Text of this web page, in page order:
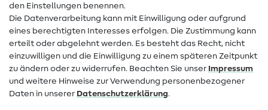
Widerrufsrecht
Beliebt
Stoffe
den Einstellungen benennen.
Die Datenverarbeitung kann mit Einwilligung oder aufgrund
eines berechtigten Interesses erfolgen. Die Zustimmung kann
erteilt oder abgelehnt werden. Es besteht das Recht, nicht
einzuwilligen und die Einwilligung zu einem späteren Zeitpunkt
zu ändern oder zu widerrufen. Beachten Sie unser Impressum
und weitere Hinweise zur Verwendung personenbezogener
Daten in unserer Daten­schutz­erklärung.